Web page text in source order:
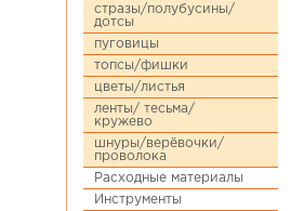
стразы/полубусины/
дотсы
пуговицы
топсы/фишки
цветы/листья
ленты/ тесьма/
кружево
шнуры/верёвочки/
проволока
Расходные материалы
Инструменты